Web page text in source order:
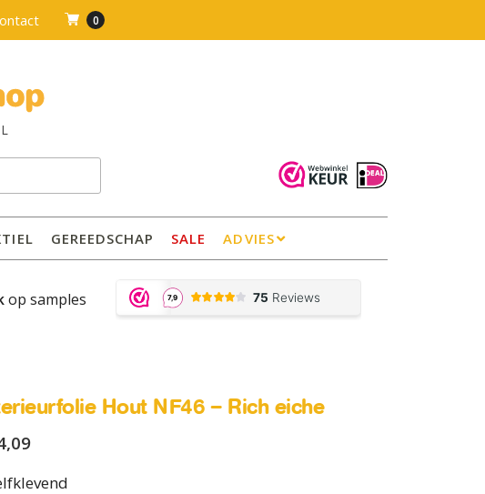
0
GEREEDSCHAP SALE ADVIES
op samples
Hout NF46 – Rich eiche